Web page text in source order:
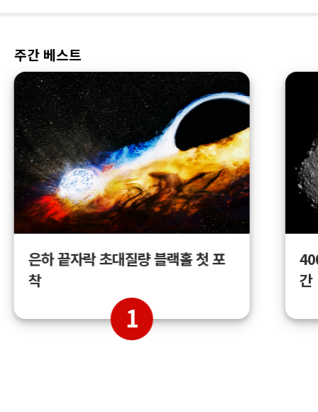
주간 베스트
은하 끝자락 초대질량 블랙홀 첫 포
착
1
간